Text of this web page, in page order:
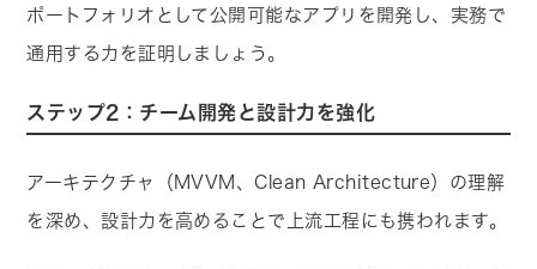
ポートフォリオとして公開可能なアプリを開発し、実務で
通用する力を証明しましょう。
ステップ2：チーム開発と設計力を強化
アーキテクチャ（MVVM、Clean Architecture）の理解
を深め、設計力を高めることで上流工程にも携われます。